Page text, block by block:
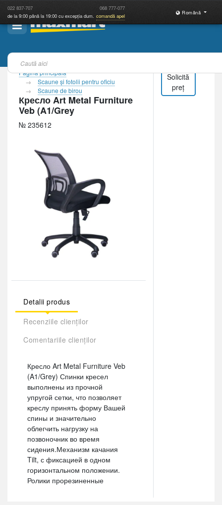
022 837-707 068 777-077
de la 9:00 până la 19:00 cu excepția dum. comandă apel
Română
Pagina principală
Scaune şi fotolii pentru oficiu
Scaune de birou
Кресло Art Metal Furniture
Veb (A1/Grey
№ 235612
Detalii produs
Recenziile clienților
Comentariile clienților
Кресло Art Metal Furniture Veb
(A1/Grey) Спинки кресел
выполнены из прочной
упругой сетки, что позволяет
креслу принять форму Вашей
спины и значительно
облегчить нагрузку на
позвоночник во время
сидения.Механизм качания
Tilt, с фиксацией в одном
горизонтальном положении.
Ролики прорезиненные
Solicită
preț